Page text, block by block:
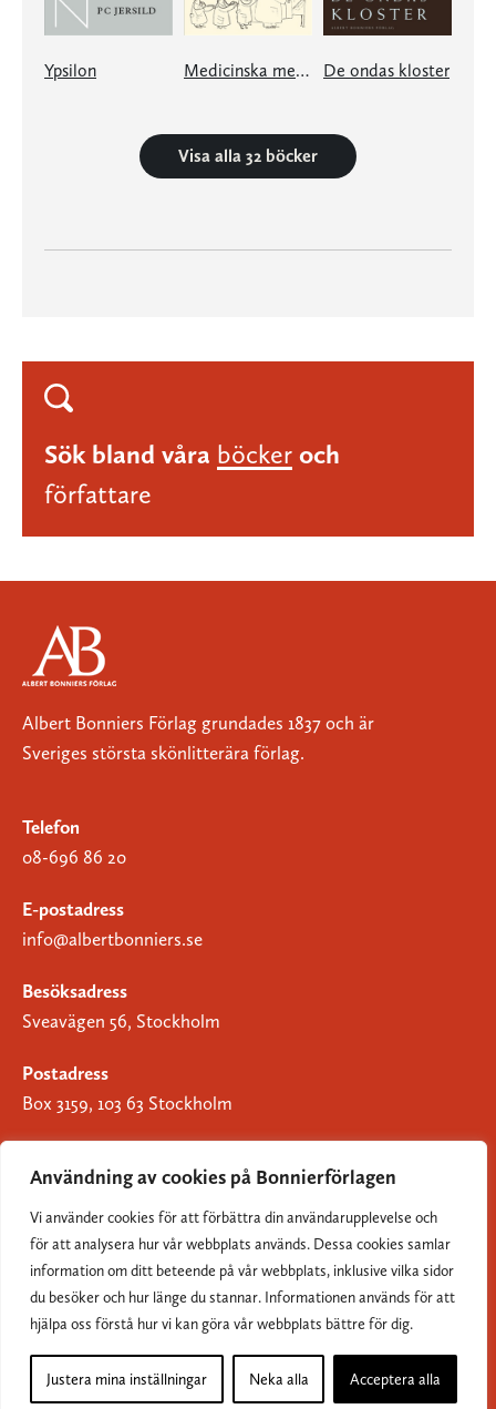
Användning av cookies på Bonnierförlagen
Vi använder cookies för att förbättra din användarupplevelse och
för att analysera hur vår webbplats används. Dessa cookies samlar
information om ditt beteende på vår webbplats, inklusive vilka sidor
du besöker och hur länge du stannar. Informationen används för att
hjälpa oss förstå hur vi kan göra vår webbplats bättre för dig.
Justera mina inställningar Neka alla Acceptera alla
Ypsilon Medicinska memoarer De ondas kloster
Visa alla 32 böcker
Sök bland våra böcker och
författare
Albert Bonniers Förlag grundades 1837 och är
Sveriges största skönlitterära förlag.
Telefon
08-696 86 20
E-postadress
info@albertbonniers.se
Besöksadress
Sveavägen 56, Stockholm
Postadress
Box 3159, 103 63 Stockholm
Om Bonnierförlagen
Cookies
Integritetspolicy